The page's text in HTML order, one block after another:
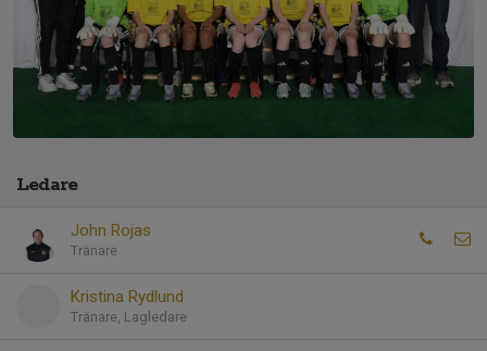
Ledare
John Rojas
Tränare
Kristina Rydlund
Tränare, Lagledare